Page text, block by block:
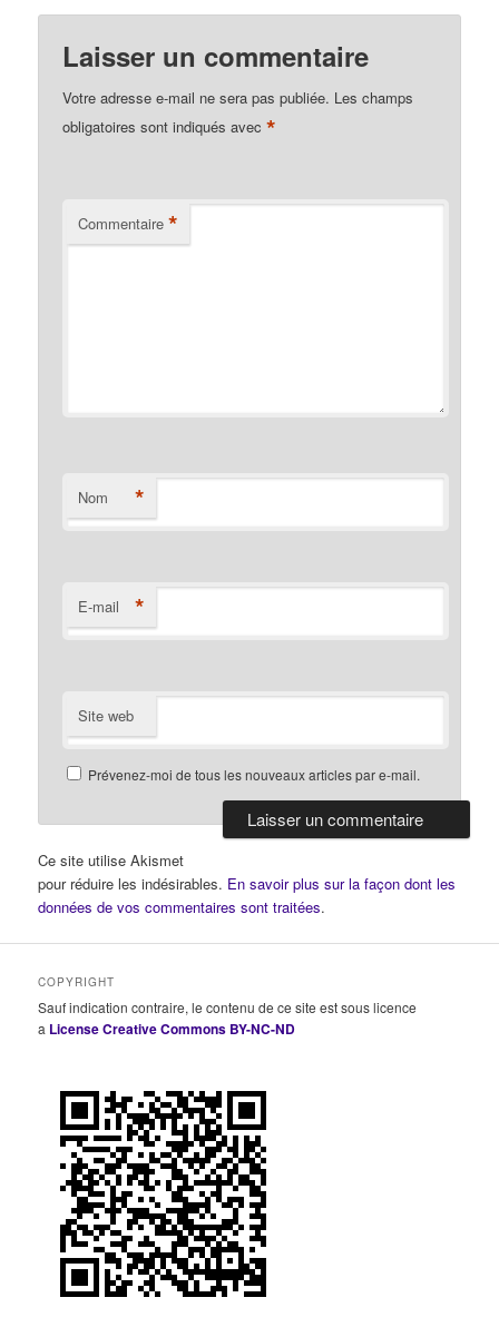
Laisser un commentaire
Votre adresse e-mail ne sera pas publiée. Les champs
obligatoires sont indiqués avec*
Commentaire *
Nom *
E-mail *
Site web
Prévenez-moi de tous les nouveaux articles par e-mail.
Ce site utilise Akismet
pour réduire les indésirables. En savoir plus sur la façon dont les
données de vos commentaires sont traitées.
COPYRIGHT
Sauf indication contraire, le contenu de ce site est sous licence
a License Creative Commons BY-NC-ND